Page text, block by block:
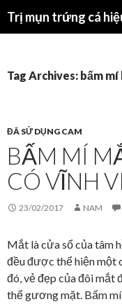
Tag Archives: bấm
ĐÃ SỬ DỤNG CAM
BẤM MÍ
CÓ VĨNH
23/02/2017 NAM
Mắt là cửa sổ của tâm
đều được thể hiện một
đó, vẻ đẹp của đôi mắt
thể gương mặt. Bấm